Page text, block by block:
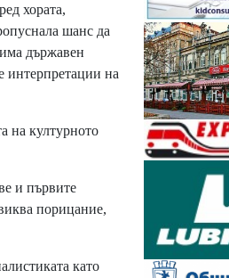
хората,
шанс да
държавен
интерпретации на
на културното
и първите
порицание,
като